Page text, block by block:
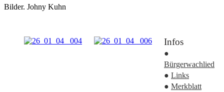
Bilder. Johny Kuhn
Infos
●
Bürgerwachlied
● Links
● Merkblatt